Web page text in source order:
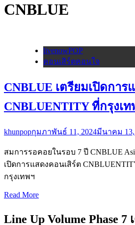
CNBLUE
livenowPOP
คอนเสิร์ตคอนใจ
CNBLUE เตรียมเปิดการ
CNBLUENTITY ที่กรุงเท
khunpopกุมภาพันธ์ 11, 2024มีนาคม 13,
สมการรอคอยในรอบ 7 ปี CNBLUE
เปิดการแสดงคอนเสิร์ต
กรุงเทพฯ
Read More
Line Up Volume Phase